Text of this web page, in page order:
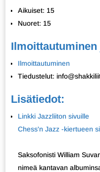
Aikuiset: 15
Nuoret: 15
Ilmoittautuminen
Tiedustelut:
Lisätiedot:
Linkki Jazzliiton sivuille
Chess'n Jazz -kiertueen
Saksofonisti William
nimeä kantavan